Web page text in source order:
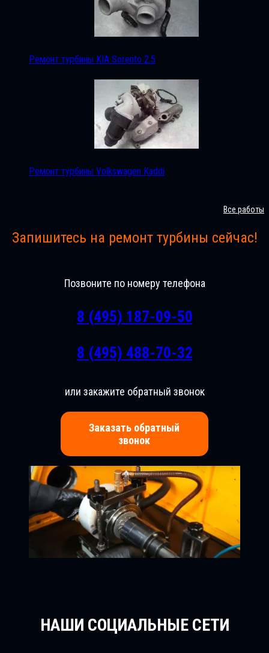
Ремонт турбины KIA Sorento 2.5
Ремонт турбины Volkswagen Kaddi
Все работы
Запишитесь на ремонт турбины сейчас!
Позвоните по номеру телефона
8 (495) 187-09-50
8 (495) 488-70-32
или закажите обратный звонок
Заказать обратный
звонок
НАШИ СОЦИАЛЬНЫЕ СЕТИ